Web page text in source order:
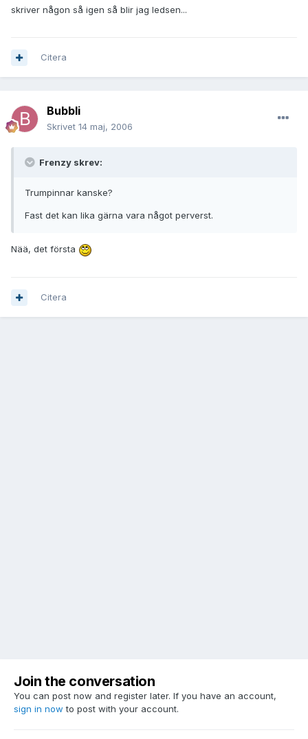
skriver någon så igen så blir jag ledsen...
Citera
Bubbli
Skrivet 14 maj, 2006
Frenzy skrev:
Trumpinnar kanske?
Fast det kan lika gärna vara något perverst.
Nää, det första
Citera
Join the conversation
You can post now and register later. If you have an account,
sign in now to post with your account.